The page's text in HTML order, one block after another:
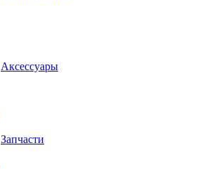
Аксессуары
Запчасти